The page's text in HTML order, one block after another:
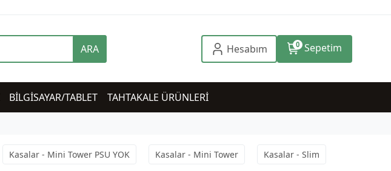
ARA Hesabım 0 Sepetim
BİLGİSAYAR/TABLET TAHTAKALE ÜRÜNLERİ
Kasalar - Mini Tower PSU YOK Kasalar - Mini Tower
Kasalar - Slim